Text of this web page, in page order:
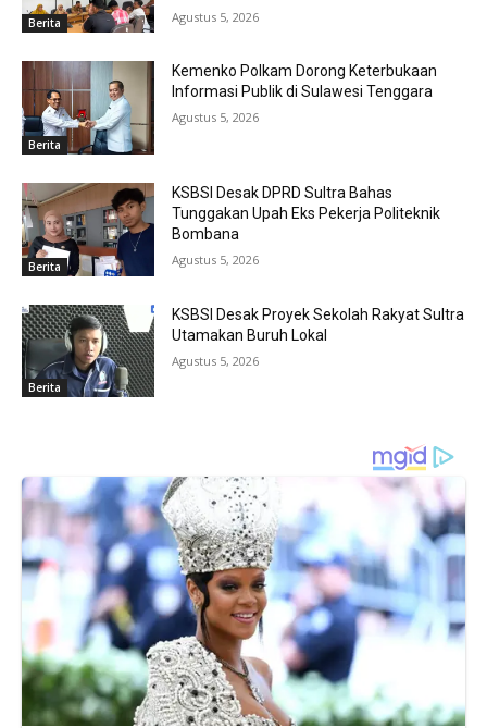
Berita Agustus 5, 2026
Berita
Kemenko Polkam Dorong Keterbukaan
Informasi Publik di Sulawesi Tenggara
Agustus 5, 2026
Berita
KSBSI Desak DPRD Sultra Bahas
Tunggakan Upah Eks Pekerja Politeknik
Bombana
Agustus 5, 2026
Berita
KSBSI Desak Proyek Sekolah Rakyat Sultra
Utamakan Buruh Lokal
Agustus 5, 2026